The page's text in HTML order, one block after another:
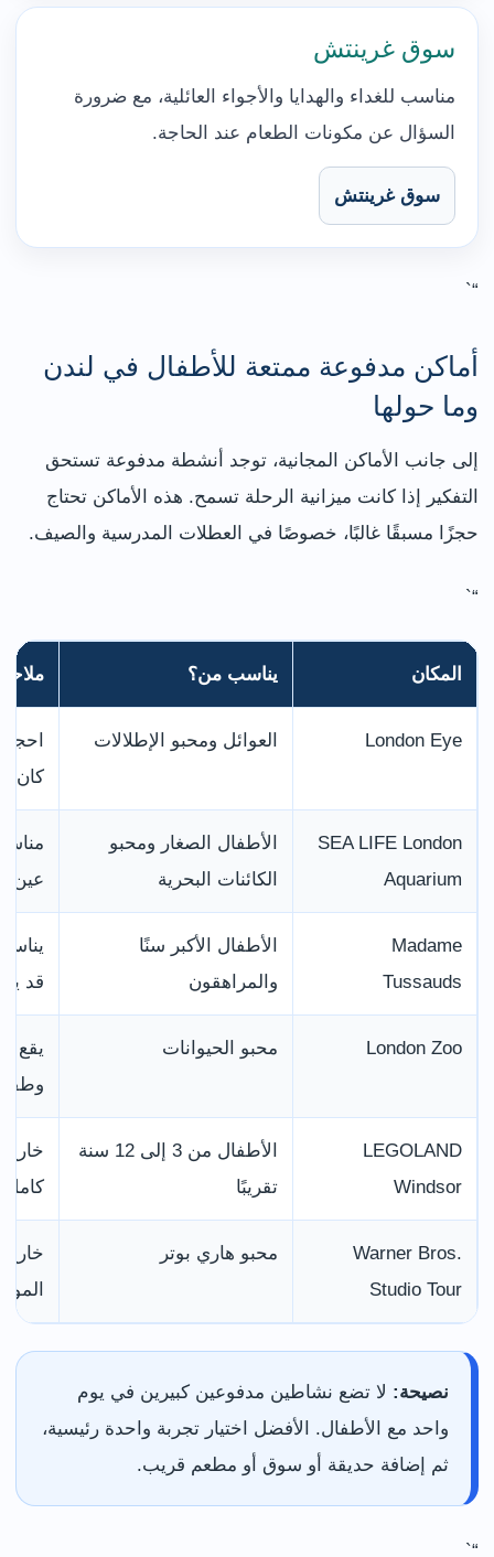
سوق غرينتش
مناسب للغداء والهدايا والأجواء العائلية، مع ضرورة
السؤال عن مكونات الطعام عند الحاجة.
سوق غرينتش
“`
أماكن مدفوعة ممتعة للأطفال في لندن
وما حولها
إلى جانب الأماكن المجانية، توجد أنشطة مدفوعة تستحق
التفكير إذا كانت ميزانية الرحلة تسمح. هذه الأماكن تحتاج
حجزًا مسبقًا غالبًا، خصوصًا في العطلات المدرسية والصيف.
“`
المكان يناسب من؟
London Eye العوائل ومحبو الإطلالات
كان
SEA LIFE London
Aquarium
الأطفال الصغار ومحبو
الكائنات البحرية
عين
Madame
Tussauds
الأطفال الأكبر سنًا
والمراهقون
قد
London Zoo محبو الحيوانات
يقع
LEGOLAND
Windsor
الأطفال من 3 إلى 12 سنة
تقريبًا
خارج
كامل
Warner Bros.
Studio Tour
محبو هاري بوتر
خارج
نصيحة: لا تضع نشاطين مدفوعين كبيرين في يوم
واحد مع الأطفال. الأفضل اختيار تجربة واحدة رئيسية،
ثم إضافة حديقة أو سوق أو مطعم قريب.
“`